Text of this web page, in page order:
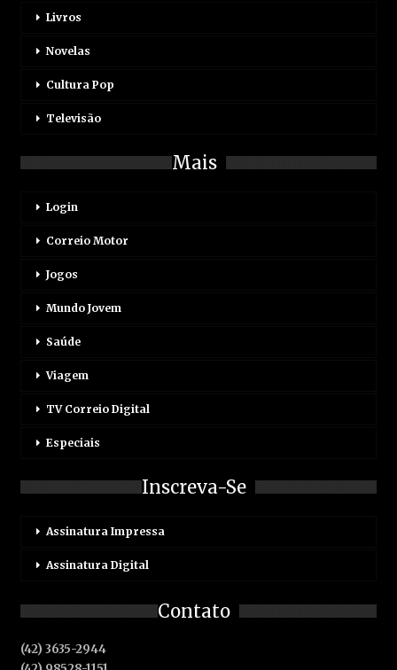
Livros
Novelas
Cultura Pop
Televisão
Mais
Login
Correio Motor
Jogos
Mundo Jovem
Saúde
Viagem
TV Correio Digital
Especiais
Inscreva-Se
Assinatura Impressa
Assinatura Digital
Contato
(42) 3635-2944